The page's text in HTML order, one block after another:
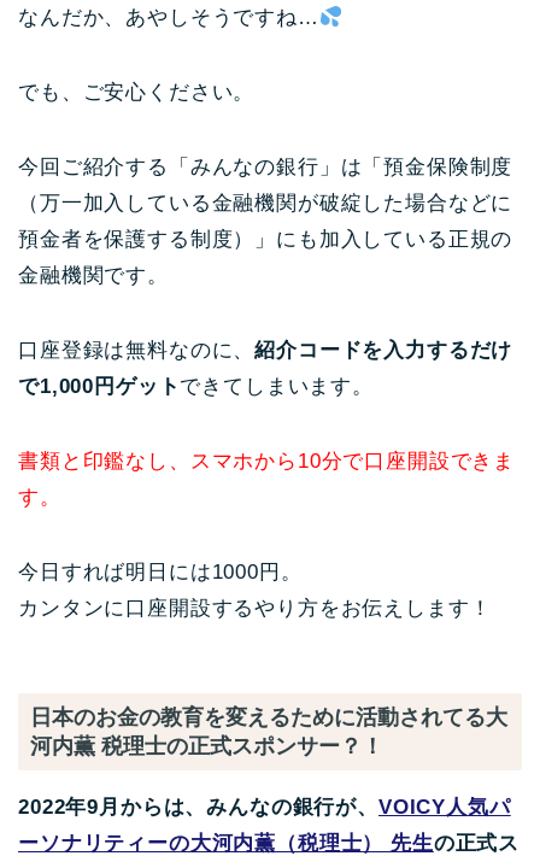
なんだか、あやしそうですね…
でも、ご安心ください。
今回ご紹介する「みんなの銀行」は「預金保険制度
（万一加入している金融機関が破綻した場合などに
預金者を保護する制度）」にも加入している正規の
金融機関です。
口座登録は無料なのに、紹介コードを入力するだけ
で1,000円ゲット できてしまいます。
書類と印鑑なし、スマホから10分で口座開設できま
す。
今日すれば明日には1000円。
カンタンに口座開設するやり方をお伝えします！
日本のお金の教育を変えるために活動されてる大
河内薫 税理士の正式スポンサー？！
2022年9月からは、みんなの銀行が、 VOICY人気パ
ーソナリティーの大河内薫（税理士） 先生の正式ス